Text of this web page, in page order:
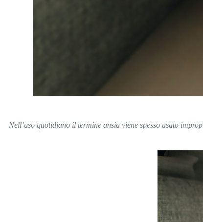
Nell’uso quotidiano il termine ansia viene spesso usato